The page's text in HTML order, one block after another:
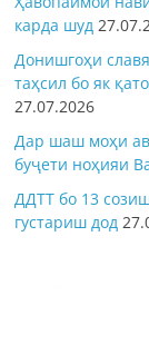
карда шуд
Донишгоҳи
таҳсил бо як
27.07.2026
Дар шаш моҳи
буҷети ноҳияи
ДДТТ бо 13
густариш дод